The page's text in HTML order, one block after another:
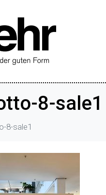
8-sale1
8-sale1